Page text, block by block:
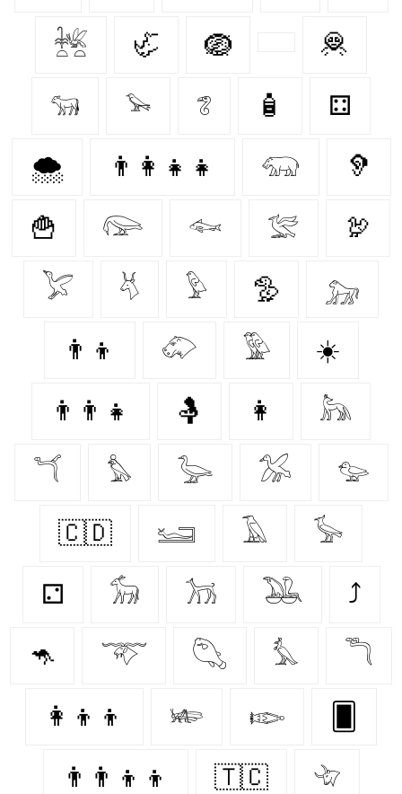
𓆥 🦏 🪺 🦧
𓃔 𓅩 𓆂 🧴 ⚃
🌨️ 👨‍👩‍👧‍👧 𓃯 🦻
🍟 𓅼 𓆜 𓅛 🦃
𓅯 𓄃 𓅱 🦤 𓃷
👨‍👦 𓄁 𓅳 ☀️
👨‍👨‍👧 🤱 👩‍ 𓃦
𓆔 𓅊 𓅬 𓅮 𓅰
🇨🇩 𓆒 𓄿 𓅚
⚁ 𓃘 𓃡 𓅒 ⤴
🦘 𓄅 𓆡 𓅘 𓆕
👩‍👦‍👦 𓆧 𓆢
👨‍👨‍👦‍👦 🇹🇨 𓄀